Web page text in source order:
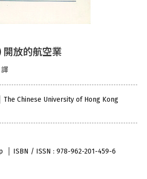
放的航空業
The Chinese University of Hong Kong
ISBN / ISSN : 978-962-201-459-6